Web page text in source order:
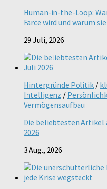
Human-in-the-Loop:
Farce wird und warum
29 Juli, 2026
Hintergründe Politik /
Intelligenz /
Vermögensaufbau
Die beliebtesten
2026
3 Aug., 2026